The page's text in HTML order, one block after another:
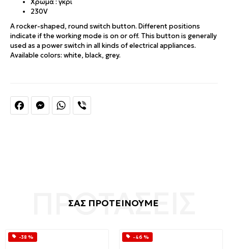
FacebookMessengerWhatsApp
Χρώμα : γκρι
230V
A rocker-shaped, round switch button. Different positions
indicate if the working mode is on or off. This button is generally
used as a power switch in all kinds of electrical appliances.
Available colors: white, black, grey.
ΣΑΣ ΠΡΟΤΕΙΝΟΥΜΕ
-38 % -46 %